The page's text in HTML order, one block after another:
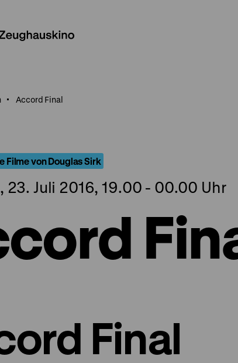
Accord Final
Filme von Douglas Sirk
23. Juli 2016, 19.00 - 00.00 Uhr
Final